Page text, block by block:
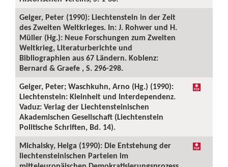
Geiger, Peter (1990): Liechtenstein in der Zeit
des Zweiten Weltkrieges. In: J. Rohwer und H.
Müller (Hg.): Neue Forschungen zum Zweiten
Weltkrieg, Literaturberichte und
Bibliographien aus 67 Ländern. Koblenz:
Bernard & Graefe , S. 296-298.
Geiger, Peter; Waschkuhn, Arno (Hg.) (1990):
Liechtenstein: Kleinheit und Interdependenz.
Vaduz: Verlag der Liechtensteinischen
Akademischen Gesellschaft (Liechtenstein
Politische Schriften, Bd. 14).
Michalsky, Helga (1990): Die Entstehung der
liechtensteinischen Parteien im